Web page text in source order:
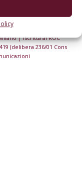
Via Eritrea 21 -
al Registro delle
| Iscritta al ROC
(delibera 236/01 Cons